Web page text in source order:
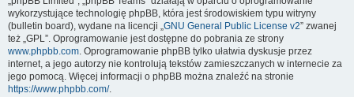
wykorzystujące technologię phpBB, która jest środowiskiem typu witryny
(bulletin board), wydane na licencji „GNU General Public License v2” zwanej
też „GPL”. Oprogramowanie jest dostępne do pobrania ze strony
www.phpbb.com. Oprogramowanie phpBB tylko ułatwia dyskusje przez
internet, a jego autorzy nie kontrolują tekstów zamieszczanych w internecie za
jego pomocą. Więcej informacji o phpBB można znaleźć na stronie
https://www.phpbb.com/.